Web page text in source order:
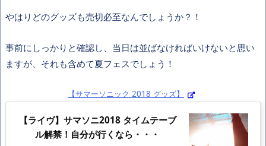
やはりどのグッズも売切必至なんでしょうか？！
事前にしっかりと確認し、当日は並ばなければいけないと思い
ますが、それも含めて夏フェスでしょう！
【サマーソニック 2018 グッズ】
【ライヴ】サマソニ2018 タイムテーブ
ル解禁！自分が行くなら・・・